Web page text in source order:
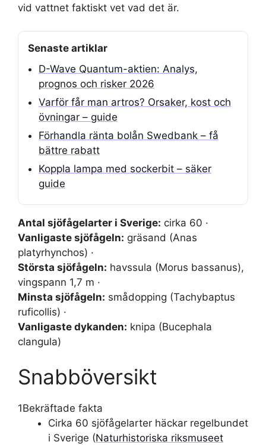
vid vattnet faktiskt vet vad det är.
Senaste artiklar
D-Wave Quantum-aktien: Analys,
prognos och risker 2026
Varför får man artros? Orsaker, kost och
övningar – guide
Förhandla ränta bolån Swedbank – få
bättre rabatt
Koppla lampa med sockerbit – säker
guide
Antal sjöfågelarter i Sverige: cirka 60 ·
Vanligaste sjöfågeln: gräsand (Anas
platyrhynchos) ·
Största sjöfågeln: havssula (Morus bassanus),
vingspann 1,7 m ·
Minsta sjöfågeln: smådopping (Tachybaptus
ruficollis) ·
Vanligaste dykanden: knipa (Bucephala
clangula)
Snabböversikt
1Bekräftade fakta
Cirka 60 sjöfågelarter häckar regelbundet
i Sverige (Naturhistoriska riksmuseet